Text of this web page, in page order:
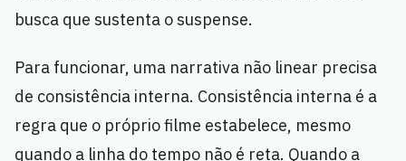
busca que sustenta o suspense.
Para funcionar, uma narrativa não linear precisa
de consistência interna. Consistência interna é a
regra que o próprio filme estabelece, mesmo
quando a linha do tempo não é reta. Quando a